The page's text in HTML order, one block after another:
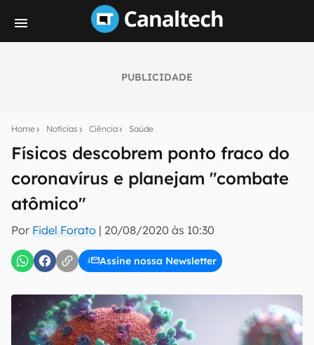
PUBLICIDADE
Home Notícias Ciência Saúde
Físicos descobrem ponto fraco do
coronavírus e planejam "combate
atômico"
Por Fidel Forato | 20/08/2020 às 10:30
Assine nossa Newsletter
notícias e reviews sobre tecnologia em primeira
mão.
E-mail
inscreva-se
Uso e Política de Privacidade do Canaltech.